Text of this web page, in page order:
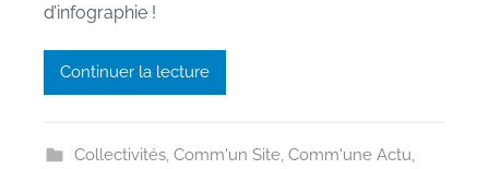
d’infographie !
Continuer la lecture
Collectivités, Comm'un Site, Comm'une Actu,